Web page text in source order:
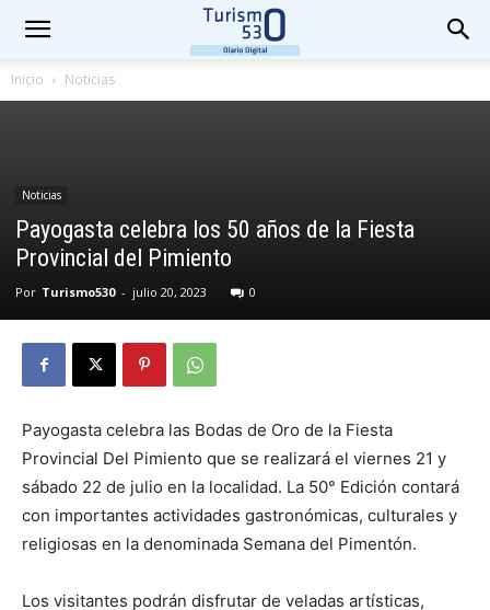
Inicio Noticias
Noticias
Payogasta celebra los 50 años de la Fiesta
Provincial del Pimiento
Por Turismo530 - julio 20, 2023 0
Payogasta celebra las Bodas de Oro de la Fiesta
Provincial Del Pimiento que se realizará el viernes 21 y
sábado 22 de julio en la localidad. La 50° Edición contará
con importantes actividades gastronómicas, culturales y
religiosas en la denominada Semana del Pimentón.
Los visitantes podrán disfrutar de veladas artísticas,